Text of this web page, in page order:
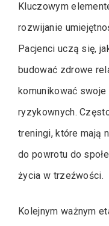
Kluczowym
rozwijanie
Pacjenci uczą się,
budować zdrowe
komunikować
ryzykownych.
treningi, które mają
do powrotu do
życia w trzeźwości.
Kolejnym ważnym